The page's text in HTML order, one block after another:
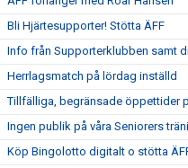
Bli Hjärtesupporter! Stötta ÄFF
Info från Supporterklubben samt
Herrlagsmatch på lördag inställd
Tillfälliga, begränsade öppettider
Ingen publik på våra Seniorers
Köp Bingolotto digitalt o stötta